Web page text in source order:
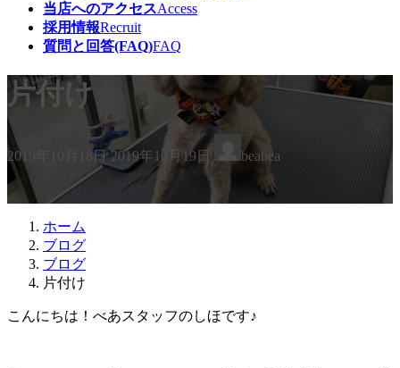
当店へのアクセスAccess
採用情報Recruit
質問と回答(FAQ)FAQ
片付け
2019年10月18日
最
終
更
2019年10月19日 beabea
ホーム
ブログ
ブログ
片付け
こんにちは！べあスタッフのしほです♪